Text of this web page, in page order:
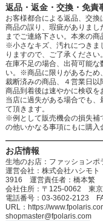
返品・返金・交換・免責
お客様都合による返品、交換
商品の誤り、瑕疵がありま
までご連絡下さい。本来の商
※小さなキズ、汚れにつきま
りますので、ご了承ください。
在庫不足の場合、出荷可能な
い。※商品に限りがあるため
裁断済みの商品、４営業日以
商品到着後は速やかに検収を
当店に過失がある場合でも
て頂きます。
※例として販売機会の損失補
の他いかなる事項にもに購入
お店情報
生地のお店：ファッションポ
運営会社：株式会社ハシモ
3916 運営責任者：橋本繁
会社住所：〒125-0062 東京
電話番号：03-3602-2123
URL：https://
shopmaster@fpolaris.com